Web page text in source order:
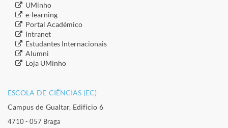
​UMinho
​e-learning
​Portal Académico
​Intranet
​Estudantes Inter​​nacionais
​Alumni
​​Loja UMinho
ESCOLA DE CIÊNCIAS (EC)​
Campus de Gualtar, Edifício 6
4710 - 057 Braga